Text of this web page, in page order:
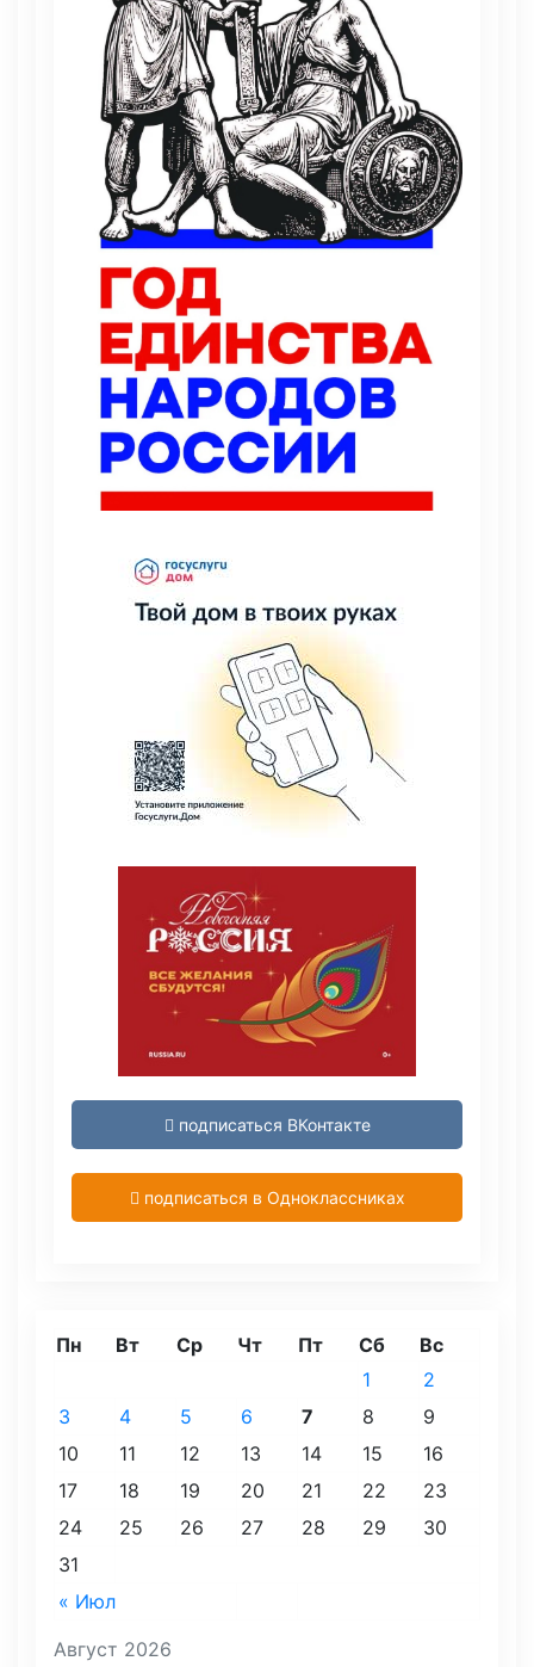
подписаться ВКонтакте
подписаться в Одноклассниках
Август 2026
Пн Вт Ср Чт Пт Сб Вс
« Июл
1
2
3
4 5 6 7 8
9
10
11 12 13 14 15
16
17
18 19 20 21 22
23
24
25 26 27 28 29
30
31